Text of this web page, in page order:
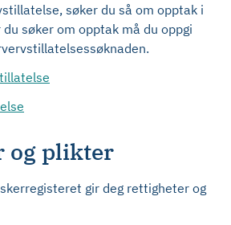
søker du så om opptak i
søker om opptak må du oppgi
og plikter
gir deg rettigheter og